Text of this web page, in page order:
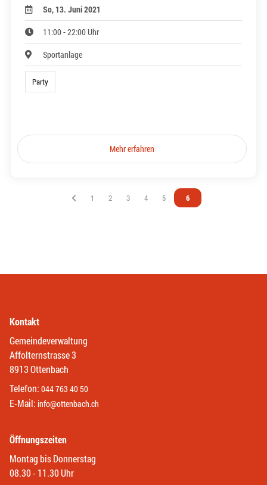
So, 13. Juni 2021
11:00 - 22:00 Uhr
Sportanlage
Party
Mehr erfahren
Vous êtes sur la page
1 Vous êtes sur la page
2 Vous êtes sur la page
3 Vous êtes sur la page
4 Vous êtes sur la page
5 Vous êtes sur la page
6
Kontakt
Gemeindeverwaltung
Affolternstrasse 3
8913 Ottenbach
Telefon: 044 763 40 50
E-Mail: info@ottenbach.ch
Öffnungszeiten
Montag bis Donnerstag
08.30 - 11.30 Uhr